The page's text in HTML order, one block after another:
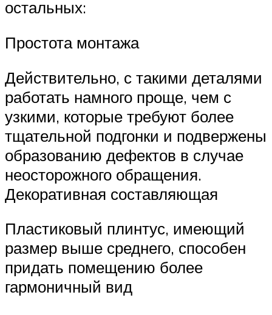
остальных:
Простота монтажа
Действительно, с такими деталями
работать намного проще, чем с
узкими, которые требуют более
тщательной подгонки и подвержены
образованию дефектов в случае
неосторожного обращения.
Декоративная составляющая
Пластиковый плинтус, имеющий
размер выше среднего, способен
придать помещению более
гармоничный вид